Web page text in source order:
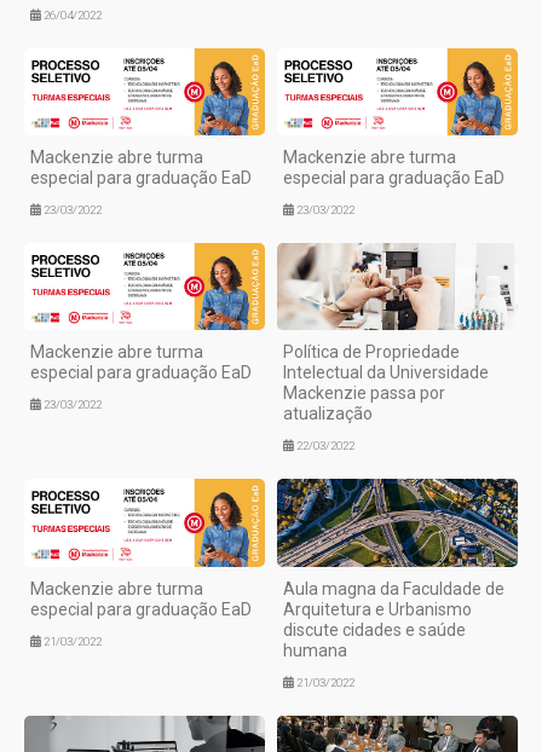
26/04/2022
Mackenzie abre turma
especial para graduação EaD
23/03/2022
Mackenzie abre turma
especial para graduação EaD
23/03/2022
Mackenzie abre turma
especial para graduação EaD
23/03/2022
Política de Propriedade
Intelectual da Universidade
Mackenzie passa por
atualização
22/03/2022
Mackenzie abre turma
especial para graduação EaD
21/03/2022
Aula magna da Faculdade de
Arquitetura e Urbanismo
discute cidades e saúde
humana
21/03/2022